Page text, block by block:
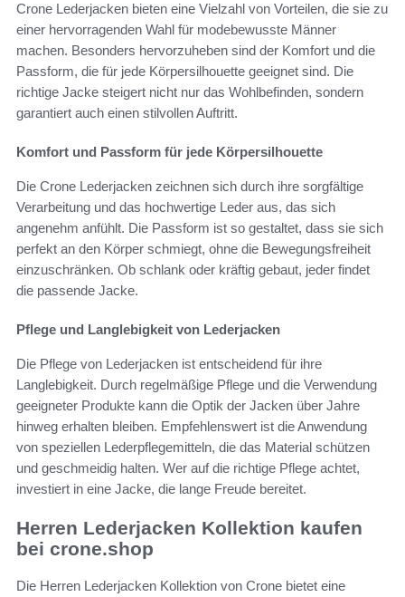
Crone Lederjacken bieten eine Vielzahl von Vorteilen, die sie zu
einer hervorragenden Wahl für modebewusste Männer
machen. Besonders hervorzuheben sind der Komfort und die
Passform, die für jede Körpersilhouette geeignet sind. Die
richtige Jacke steigert nicht nur das Wohlbefinden, sondern
garantiert auch einen stilvollen Auftritt.
Komfort und Passform für jede Körpersilhouette
Die Crone Lederjacken zeichnen sich durch ihre sorgfältige
Verarbeitung und das hochwertige Leder aus, das sich
angenehm anfühlt. Die Passform ist so gestaltet, dass sie sich
perfekt an den Körper schmiegt, ohne die Bewegungsfreiheit
einzuschränken. Ob schlank oder kräftig gebaut, jeder findet
die passende Jacke.
Pflege und Langlebigkeit von Lederjacken
Die Pflege von Lederjacken ist entscheidend für ihre
Langlebigkeit. Durch regelmäßige Pflege und die Verwendung
geeigneter Produkte kann die Optik der Jacken über Jahre
hinweg erhalten bleiben. Empfehlenswert ist die Anwendung
von speziellen Lederpflegemitteln, die das Material schützen
und geschmeidig halten. Wer auf die richtige Pflege achtet,
investiert in eine Jacke, die lange Freude bereitet.
Herren Lederjacken Kollektion kaufen
bei crone.shop
Die Herren Lederjacken Kollektion von Crone bietet eine